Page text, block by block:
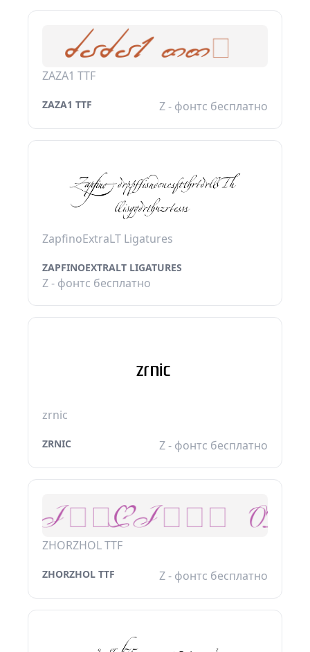
ZAZA1 TTF
ZAZA1 TTF Z - фонтс бесплатно
ZapfinoExtraLT Ligatures
ZAPFINOEXTRALT LIGATURES
Z - фонтс бесплатно
zrnic
ZRNIC Z - фонтс бесплатно
ZHORZHOL TTF
ZHORZHOL TTF Z - фонтс бесплатно